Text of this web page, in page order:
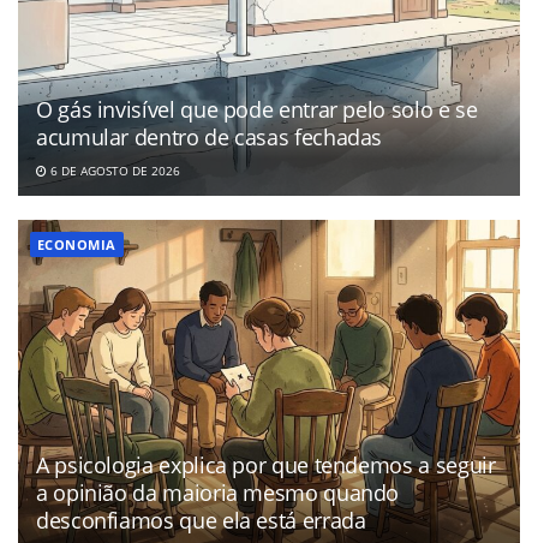
O gás invisível que pode entrar pelo solo e se
acumular dentro de casas fechadas
6 DE AGOSTO DE 2026
ECONOMIA
A psicologia explica por que tendemos a seguir
a opinião da maioria mesmo quando
desconfiamos que ela está errada